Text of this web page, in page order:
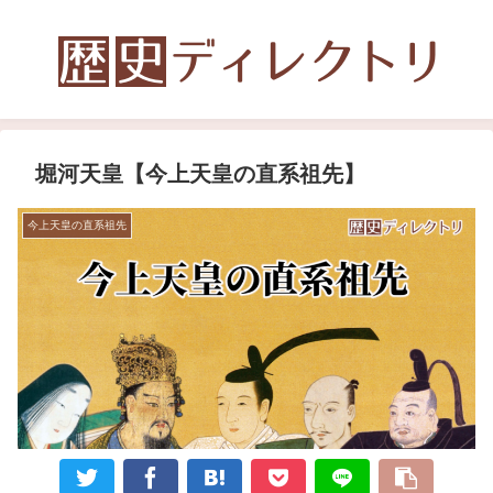
堀河天皇【今上天皇の直系祖先】
今上天皇の直系祖先